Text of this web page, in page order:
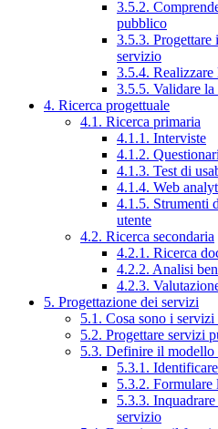
3.5.2.
pubblico
3.5.3. Progettare
servizio
3.5.4. Realizzare
3.5.5. Validare la
4. Ricerca progettuale
4.1. Ricerca primaria
4.1.1. Interviste
4.1.2. Questionari
4.1.3. Test di
4.1.4. Web
4.1.5. Strumenti
utente
4.2. Ricerca secondaria
4.2.1. Ricerca
4.2.2. Analisi
4.2.3.
5. Progettazione dei servizi
5.1. Cosa sono i
5.2. Progettare servizi
5.3. Definire il modello
5.3.1.
5.3.2. Formulare
5.3.3.
servizio